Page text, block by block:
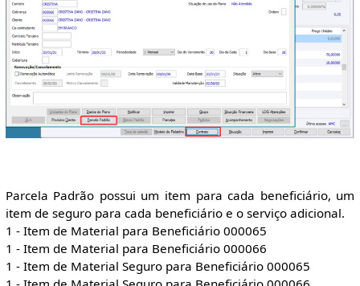
Parcela Padrão possui um item para cada beneficiário, um
item de seguro para cada beneficiário e o serviço adicional.
1 - Item de Material para Beneficiário 000065
1 - Item de Material para Beneficiário 000066
1 - Item de Material Seguro para Beneficiário 000065